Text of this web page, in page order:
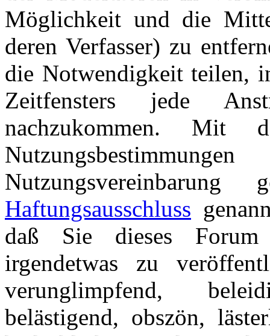
Möglichkeit und die
deren Verfasser) zu
die Notwendigkeit teilen,
Zeitfensters jede
nachzukommen. Mit
Haftungsausschluss
daß Sie dieses
irgendetwas zu
verunglimpfend,
belästigend, obszön,